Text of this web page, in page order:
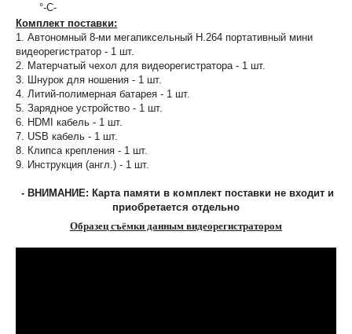
°-С-
Комплект поставки:
1. Автономный 8-ми мегапиксельный H.264 портативный мини
видеорегистратор - 1 шт.
2. Матерчатый чехол для видеорегистратора - 1 шт.
3. Шнурок для ношения - 1 шт.
4. Литий-полимерная батарея - 1 шт.
5. Зарядное устройство - 1 шт.
6. HDMI кабель - 1 шт.
7. USB кабель - 1 шт.
8. Клипса крепления - 1 шт.
9. Инструкция (англ.) - 1 шт.
- ВНИМАНИЕ: Карта памяти в комплект поставки не входит и
приобретается отдельно
Образец съёмки данным видеорегистратором